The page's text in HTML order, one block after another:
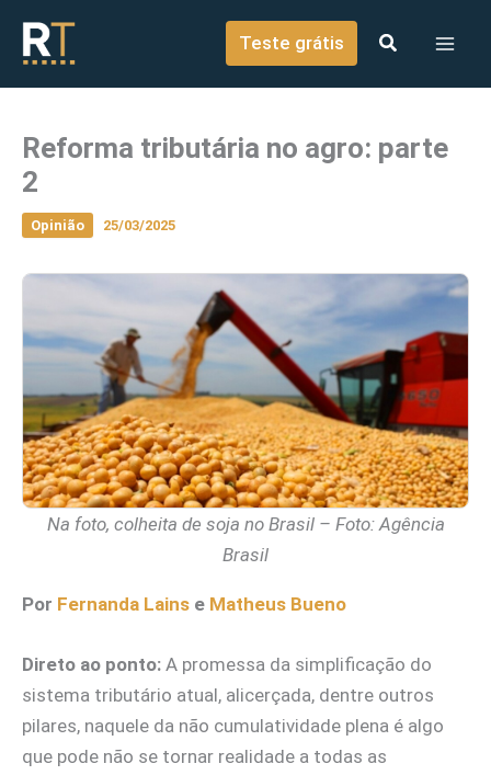
conteúdo
Teste grátis
Reforma tributária no agro: parte
2
Opinião 25/03/2025
Na foto, colheita de soja no Brasil – Foto: Agência
Brasil
Por Fernanda Lains e Matheus Bueno
Direto ao ponto: A promessa da simplificação do
sistema tributário atual, alicerçada, dentre outros
pilares, naquele da não cumulatividade plena é algo
que pode não se tornar realidade a todas as